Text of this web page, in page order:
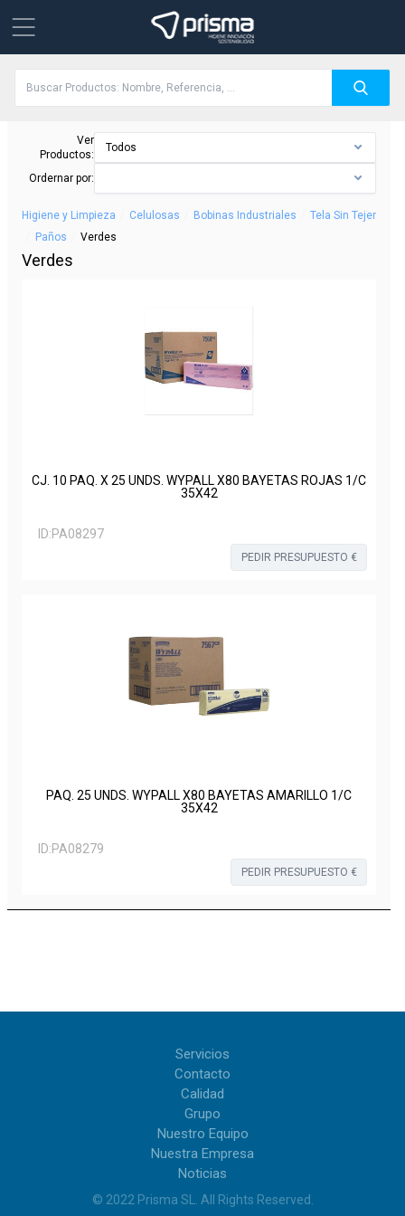
Ver
Productos:
Todos
Ordernar por:
Higiene y Limpieza Celulosas Bobinas Industriales Tela Sin Tejer
Paños Verdes
Verdes
CJ. 10 PAQ. X 25 UNDS. WYPALL X80 BAYETAS ROJAS 1/C
35X42
ID:PA08297
PEDIR PRESUPUESTO €
PAQ. 25 UNDS. WYPALL X80 BAYETAS AMARILLO 1/C
35X42
ID:PA08279
PEDIR PRESUPUESTO €
Servicios
Contacto
Calidad
Grupo
Nuestro Equipo
Nuestra Empresa
Noticias
© 2022 Prisma SL All Rights Reserved